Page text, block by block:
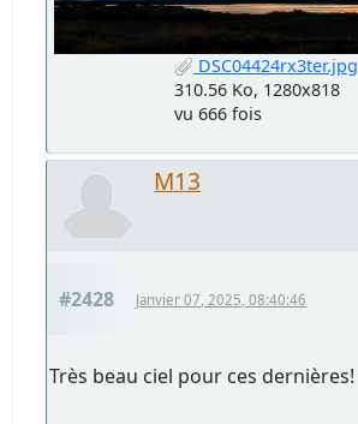
DSC04424rx3ter.jpg
310.56 Ko, 1280x818
vu 666 fois
M13
#2428 Janvier 07, 2025, 08:40:46
Très beau ciel pour ces dernières!